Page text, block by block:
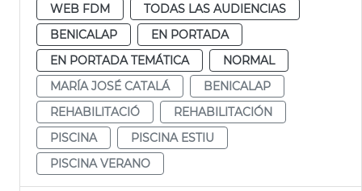
WEB FDM
TODAS LAS AUDIENCIAS
BENICALAP
EN PORTADA
EN PORTADA TEMÁTICA
NORMAL
MARÍA JOSÉ CATALÁ
BENICALAP
REHABILITACIÓ
REHABILITACIÓN
PISCINA
PISCINA ESTIU
PISCINA VERANO